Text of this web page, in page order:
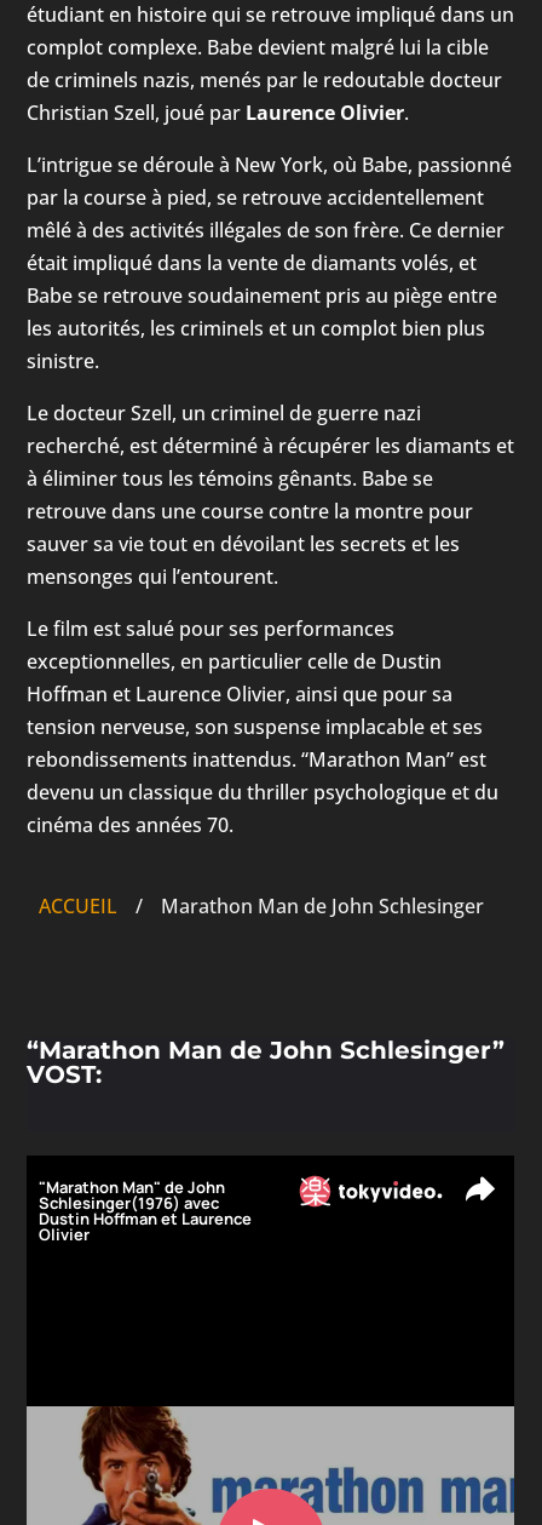
étudiant en histoire qui se retrouve impliqué dans un
complot complexe. Babe devient malgré lui la cible
de criminels nazis, menés par le redoutable docteur
Christian Szell, joué par Laurence Olivier.
L’intrigue se déroule à New York, où Babe, passionné
par la course à pied, se retrouve accidentellement
mêlé à des activités illégales de son frère. Ce dernier
était impliqué dans la vente de diamants volés, et
Babe se retrouve soudainement pris au piège entre
les autorités, les criminels et un complot bien plus
sinistre.
Le docteur Szell, un criminel de guerre nazi
recherché, est déterminé à récupérer les diamants et
à éliminer tous les témoins gênants. Babe se
retrouve dans une course contre la montre pour
sauver sa vie tout en dévoilant les secrets et les
mensonges qui l’entourent.
Le film est salué pour ses performances
exceptionnelles, en particulier celle de Dustin
Hoffman et Laurence Olivier, ainsi que pour sa
tension nerveuse, son suspense implacable et ses
rebondissements inattendus. “Marathon Man” est
devenu un classique du thriller psychologique et du
cinéma des années 70.
ACCUEIL / Marathon Man de John Schlesinger
“Marathon Man de John Schlesinger”
VOST: